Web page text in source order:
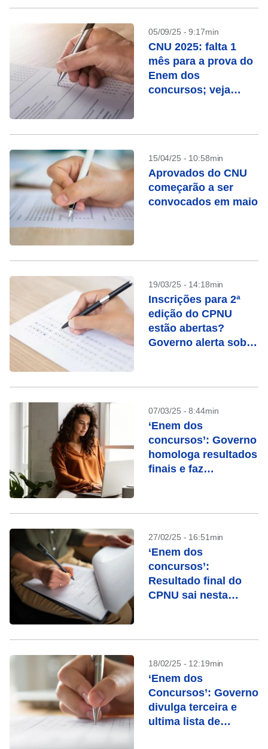
05/09/25 - 9:17min
CNU 2025: falta 1
mês para a prova do
Enem dos
concursos; veja
15/04/25 - 10:58min
Aprovados do CNU
começarão a ser
convocados em maio
19/03/25 - 14:18min
Inscrições para 2ª
edição do CPNU
estão abertas?
Governo alerta sobre
07/03/25 - 8:44min
‘Enem dos
concursos’: Governo
homologa resultados
finais e faz
27/02/25 - 16:51min
‘Enem dos
concursos’:
Resultado final do
CPNU sai nesta
18/02/25 - 12:19min
‘Enem dos
Concursos’: Governo
divulga terceira e
ultima lista de